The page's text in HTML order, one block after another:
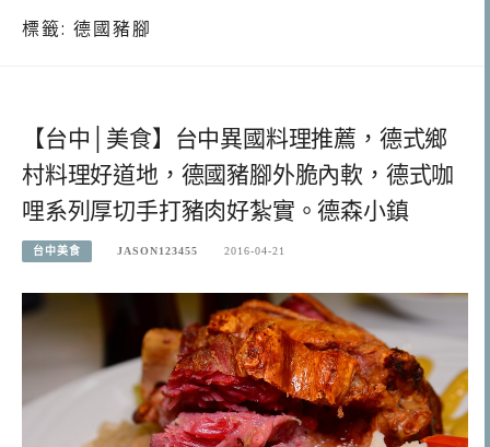
標籤: 德國豬腳
【台中│美食】台中異國料理推薦，德式鄉
村料理好道地，德國豬腳外脆內軟，德式咖
哩系列厚切手打豬肉好紮實。德森小鎮
台中美食 JASON123455 2016-04-21